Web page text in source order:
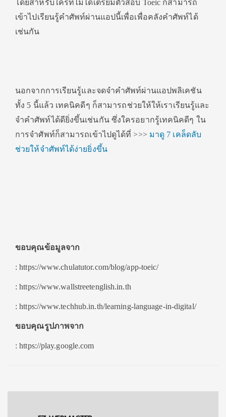
โดยสำหรับใครที่ไม่ได้เตรียมตัวสอบ Toeic ก็สามารถ
เข้าไปเรียนรู้คำศัพท์ผ่านแอปนี้เพื่อเพื่อคลังคำศัพท์ได้
เช่นกัน
นอกจากการเรียนรู้และจดจำคำศัพท์ผ่านแอปพลิเคชัน
ทั้ง 5 นี้แล้ว เทคนิคดีๆ ก็สามารถช่วยให้ให้เราเรียนรู้และ
จำคำศัพท์ได้ดียิ่งขึ้นเช่นกัน ซึ่งใครอยากรู้เทคนิคดีๆ ใน
การจำศัพท์ก็สามารถเข้าไปดูได้ที่ >>>มาดู 7 เคล็ดลับ
ช่วยให้จำศัพท์ได้ง่ายยิ่งขึ้น
ขอบคุณข้อมูลจาก
: https://www.chulatutor.com/blog/app-toeic/
: https://www.wallstreetenglish.in.th
: https://www.techhub.in.th/learning-language-in-digital/
ขอบคุณรูปภาพจาก
: https://play.google.com